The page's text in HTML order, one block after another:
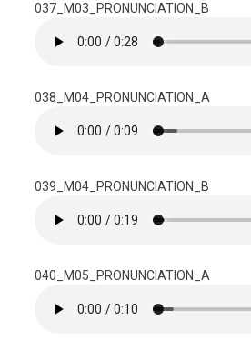
037_M03_PRONUNCIATION_B
038_M04_PRONUNCIATION_A
039_M04_PRONUNCIATION_B
040_M05_PRONUNCIATION_A